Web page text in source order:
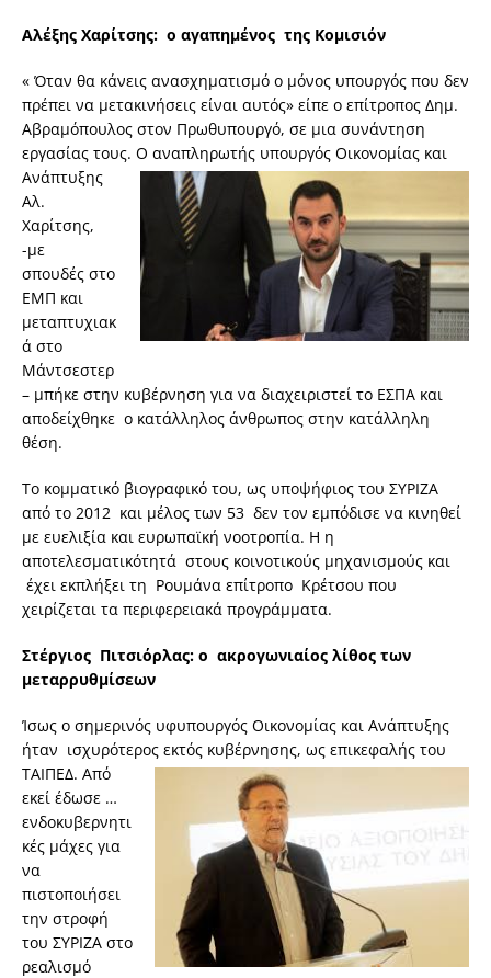
Αλέξης Χαρίτσης: ο αγαπημένος της Κομισιόν
« Όταν θα κάνεις ανασχηματισμό ο μόνος υπουργός που δεν
πρέπει να μετακινήσεις είναι αυτός» είπε ο επίτροπος Δημ.
Αβραμόπουλος στον Πρωθυπουργό, σε μια συνάντηση
εργασίας τους. Ο αναπληρωτής υπουργός Οικονομίας και
Ανάπτυξης
Αλ.
Χαρίτσης,
-με
σπουδές στο
ΕΜΠ και
μεταπτυχιακ
ά στο
Μάντσεστερ
– μπήκε στην κυβέρνηση για να διαχειριστεί το ΕΣΠΑ και
αποδείχθηκε ο κατάλληλος άνθρωπος στην κατάλληλη
θέση.
Το κομματικό βιογραφικό του, ως υποψήφιος του ΣΥΡΙΖΑ
από το 2012 και μέλος των 53 δεν τον εμπόδισε να κινηθεί
με ευελιξία και ευρωπαϊκή νοοτροπία. Η η
αποτελεσματικότητά στους κοινοτικούς μηχανισμούς και
έχει εκπλήξει τη Ρουμάνα επίτροπο Κρέτσου που
χειρίζεται τα περιφερειακά προγράμματα.
Στέργιος Πιτσιόρλας: ο ακρογωνιαίος λίθος των
μεταρρυθμίσεων
Ίσως ο σημερινός υφυπουργός Οικονομίας και Ανάπτυξης
ήταν ισχυρότερος εκτός κυβέρνησης, ως επικεφαλής του
ΤΑΙΠΕΔ. Από
εκεί έδωσε …
ενδοκυβερνητι
κές μάχες για
να
πιστοποιήσει
την στροφή
του ΣΥΡΙΖΑ στο
ρεαλισμό